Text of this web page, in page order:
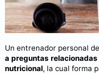
Un entrenador personal
a preguntas
nutricional, la cual forma